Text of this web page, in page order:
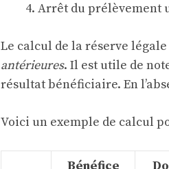
Arrêt du prélèvement
Le calcul de la réserve
antérieures. Il est utile de
résultat bénéficiaire. En
Voici un exemple de calcul